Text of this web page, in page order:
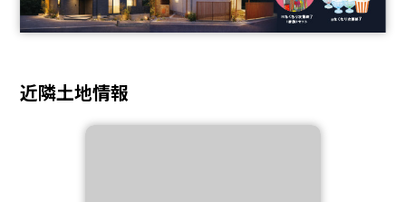
近隣土地情報